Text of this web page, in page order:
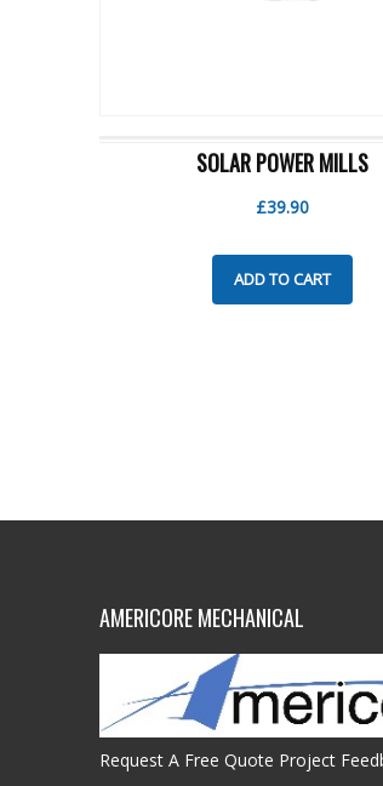
SOLAR POWER MILLS
£39.90
ADD TO CART
AMERICORE MECHANICAL
Request A Free Quote Project